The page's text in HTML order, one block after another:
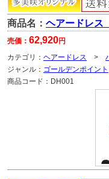
商品名： ヘアードレ
売価： 62,920円
カテゴリ： ヘアードレス >
ジャンル： ゴールデンポイント
商品コード： DH001